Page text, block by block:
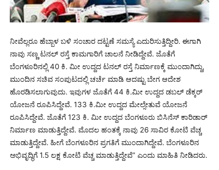
ನೀವೆಲ್ಲರೂ ಹೆಬ್ಬಾಳ ಬಳಿ ಸಂಚಾರ ದಟ್ಟಣೆ ಸಮಸ್ಯೆ ಎದುರಿಸುತ್ತಿದ್ದೀರಿ. ಈಗಾಗಿ
ನಾವು ಸಣ್ಣ ಟನಲ್ ರಸ್ತೆ ಕಾಮಗಾರಿಗೆ ಚಾಲನೆ ನೀಡಿದ್ದೇವೆ. ಜೊತೆಗೆ
ಬೆಂಗಳೂರಿನಲ್ಲಿ 40 ಕಿ. ಮೀ ಉದ್ದದ ಟನಲ್ ರಸ್ತೆ ನಿರ್ಮಾಣಕ್ಕೆ ಮುಂದಾಗಿದ್ದು,
ಮುಂದಿನ ಸಚಿವ ಸಂಪುಟದಲ್ಲಿ ಚರ್ಚೆ ಮಾಡಿ ಆದಷ್ಟು ಬೇಗ ಆದೇಶ
ಹೊರಡಿಸಲಾಗುವುದು. ಇವುಗಳ ಜೊತೆಗೆ 44 ಕಿ.ಮೀ ಉದ್ದದ ಡಬಲ್ ಡೆಕ್ಕರ್
ಯೋಜನೆ ರೂಪಿಸಿದ್ದೇವೆ. 133 ಕಿ.ಮೀ ಉದ್ದದ ಮೇಲ್ಸೇತುವೆ ಯೋಜನೆ
ರೂಪಿಸಿದ್ದೇವೆ. ಜೊತೆಗೆ 123 ಕಿ. ಮೀ ಉದ್ದದ ಬೆಂಗಳೂರು ಬಿಸಿನೆಸ್ ಕಾರಿಡಾರ್
ನಿರ್ಮಾಣ ಮಾಡುತ್ತಿದ್ದೇವೆ. ಮೊದಲ ಹಂತಕ್ಕೆ ನಾವು 26 ಸಾವಿರ ಕೋಟಿ ವೆಚ್ಚ
ಮಾಡುತ್ತಿದ್ದೇವೆ. ಹೀಗೆ ಬೆಂಗಳೂರಿನ ಪ್ರಗತಿಗೆ ಮುಂದಾಗಿದ್ದೇವೆ. ಬೆಂಗಳೂರಿನ
ಅಭಿವೃದ್ಧಿಗೆ 1.5 ಲಕ್ಷ ಕೋಟಿ ವೆಚ್ಚ ಮಾಡುತ್ತಿದ್ದೇವೆ” ಎಂದು ಮಾಹಿತಿ ನೀಡಿದರು.